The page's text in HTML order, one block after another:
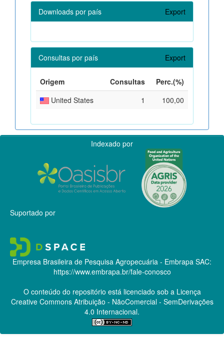
Downloads por país Export
Consultas por país Export
Origem Consultas
Perc.(%)
United States
1 100,00
Indexado por
Suportado por
Empresa Brasileira de Pesquisa Agropecuária - Embrapa SAC:
https://www.embrapa.br/fale-conosco
O conteúdo do repositório está licenciado sob a Licença
Creative CommonsAtribuição - NãoComercial - SemDerivações
4.0 Internacional.